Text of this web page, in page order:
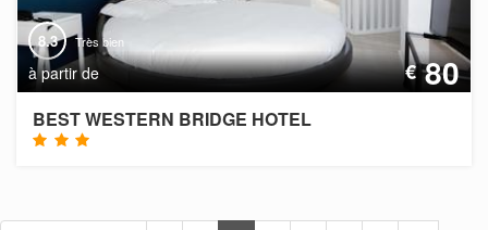
8.3 Très bien
à partir de €80
BEST WESTERN BRIDGE HOTEL